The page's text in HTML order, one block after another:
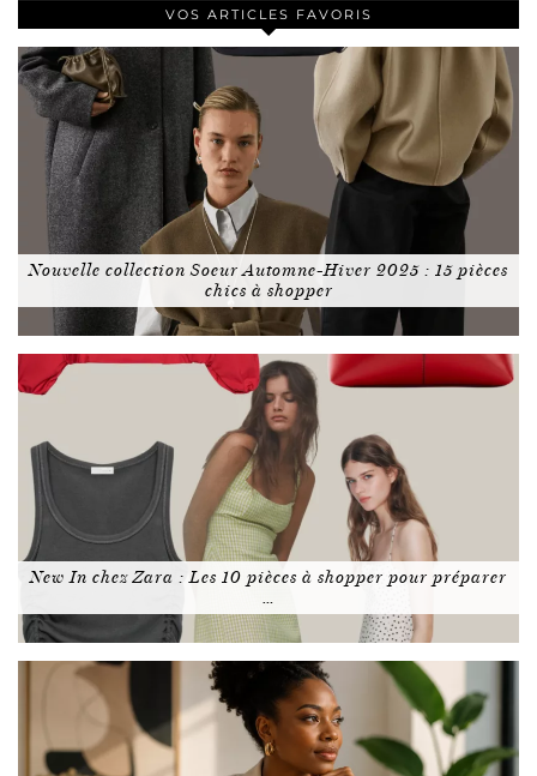
VOS ARTICLES FAVORIS
Nouvelle collection Soeur Automne-Hiver 2025 : 15 pièces
chics à shopper
New In chez Zara : Les 10 pièces à shopper pour préparer
…